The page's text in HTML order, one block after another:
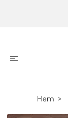
Hem